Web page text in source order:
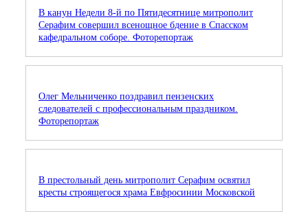
В канун Недели 8-й по Пятидесятнице митрополит
Серафим совершил всенощное бдение в Спасском
кафедральном соборе. Фоторепортаж
Олег Мельниченко поздравил пензенских
следователей с профессиональным праздником.
Фоторепортаж
В престольный день митрополит Серафим освятил
кресты строящегося храма Евфросинии Московской